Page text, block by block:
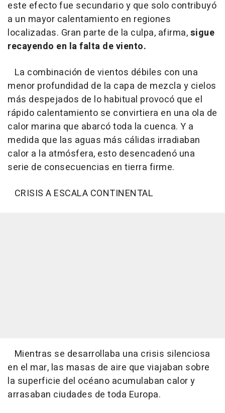
este efecto fue secundario y que solo contribuyó
a un mayor calentamiento en regiones
localizadas. Gran parte de la culpa, afirma,sigue
recayendo en la falta de viento.
La combinación de vientos débiles con una
menor profundidad de la capa de mezcla y cielos
más despejados de lo habitual provocó que el
rápido calentamiento se convirtiera en una ola de
calor marina que abarcó toda la cuenca. Y a
medida que las aguas más cálidas irradiaban
calor a la atmósfera, esto desencadenó una
serie de consecuencias en tierra firme.
CRISIS A ESCALA CONTINENTAL
Mientras se desarrollaba una crisis silenciosa
en el mar, las masas de aire que viajaban sobre
la superficie del océano acumulaban calor y
arrasaban ciudades de toda Europa.